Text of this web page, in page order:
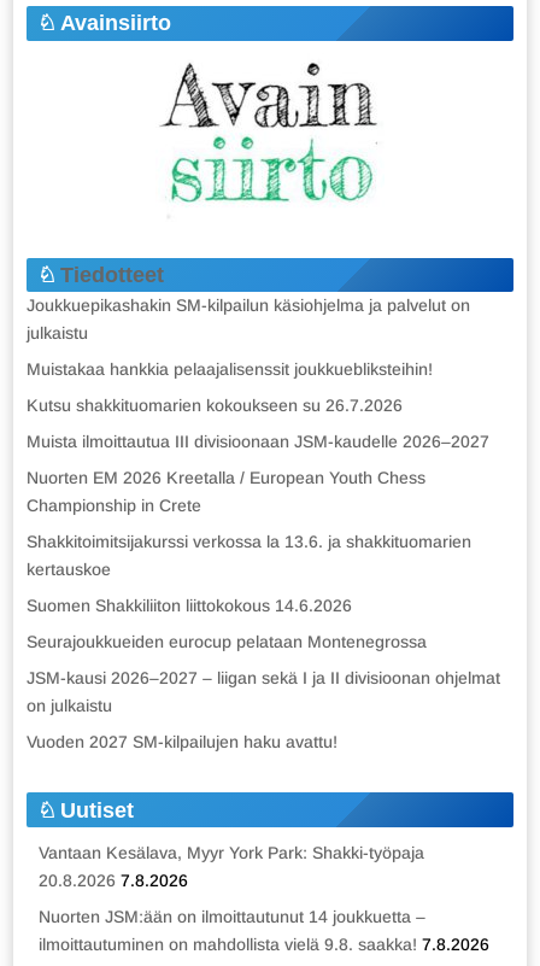
Avainsiirto
Tiedotteet
Joukkuepikashakin SM-kilpailun käsiohjelma ja palvelut on
julkaistu
Muistakaa hankkia pelaajalisenssit joukkuebliksteihin!
Kutsu shakkituomarien kokoukseen su 26.7.2026
Muista ilmoittautua III divisioonaan JSM-kaudelle 2026–2027
Nuorten EM 2026 Kreetalla / European Youth Chess
Championship in Crete
Shakkitoimitsijakurssi verkossa la 13.6. ja shakkituomarien
kertauskoe
Suomen Shakkiliiton liittokokous 14.6.2026
Seurajoukkueiden eurocup pelataan Montenegrossa
JSM-kausi 2026–2027 – liigan sekä I ja II divisioonan ohjelmat
on julkaistu
Vuoden 2027 SM-kilpailujen haku avattu!
Uutiset
Vantaan Kesälava, Myyr York Park: Shakki-työpaja
20.8.2026 7.8.2026
Nuorten JSM:ään on ilmoittautunut 14 joukkuetta –
ilmoittautuminen on mahdollista vielä 9.8. saakka! 7.8.2026